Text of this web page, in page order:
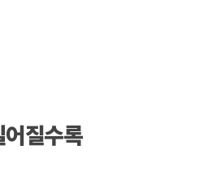
질수록